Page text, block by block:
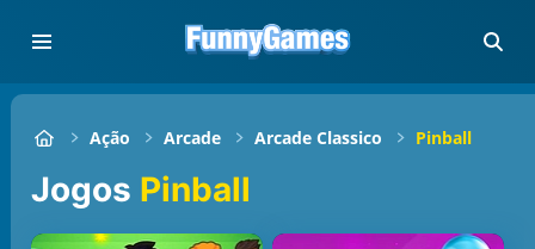
Ação Arcade Arcade Classico Pinball
Jogos Pinball